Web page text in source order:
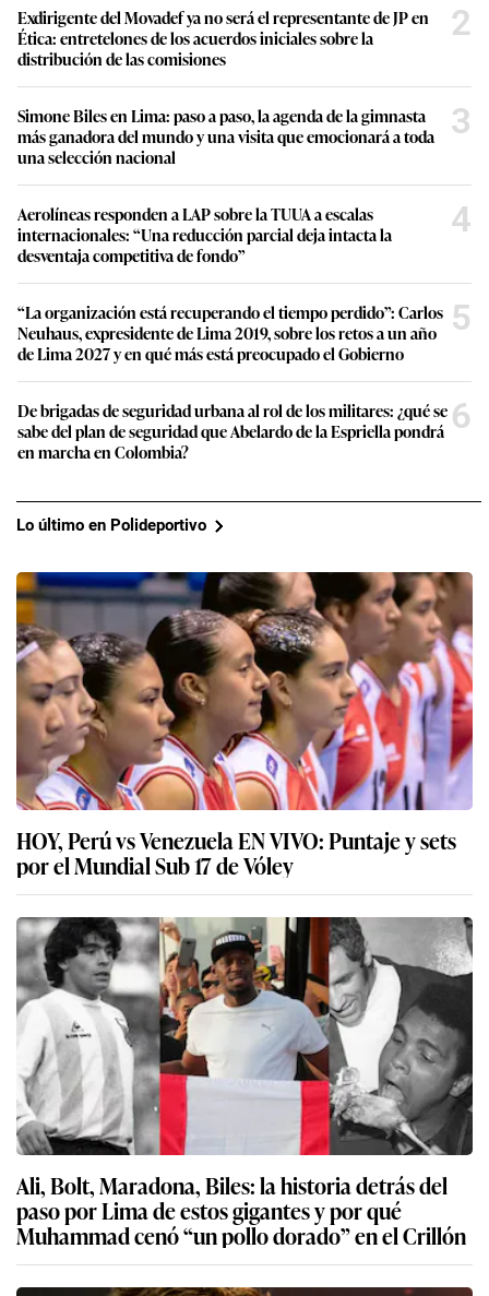
Exdirigente del Movadef ya no será el representante de JP en
Ética: entretelones de los acuerdos iniciales sobre la
distribución de las comisiones
2
Simone Biles en Lima: paso a paso, la agenda de la gimnasta
más ganadora del mundo y una visita que emocionará a toda
una selección nacional
3
Aerolíneas responden a LAP sobre la TUUA a escalas
internacionales: “Una reducción parcial deja intacta la
desventaja competitiva de fondo”
4
“La organización está recuperando el tiempo perdido”: Carlos
Neuhaus, expresidente de Lima 2019, sobre los retos a un año
de Lima 2027 y en qué más está preocupado el Gobierno
5
De brigadas de seguridad urbana al rol de los militares: ¿qué se
sabe del plan de seguridad que Abelardo de la Espriella pondrá
en marcha en Colombia?
6
Lo último en Polideportivo
HOY, Perú vs Venezuela EN VIVO: Puntaje y sets
por el Mundial Sub 17 de Vóley
Ali, Bolt, Maradona, Biles: la historia detrás del
paso por Lima de estos gigantes y por qué
Muhammad cenó “un pollo dorado” en el Crillón